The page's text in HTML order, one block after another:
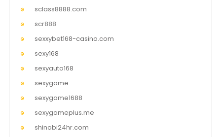
sclass8888.com
scr888
sexxybet168-casino.com
sexy168
sexyauto168
sexygame
sexygame1688
sexygameplus.me
shinobi24hr.com